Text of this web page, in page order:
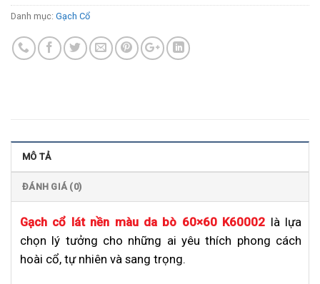
Danh mục: Gạch Cổ
MÔ TẢ
ĐÁNH GIÁ (0)
Gạch cổ lát nền màu da bò 60×60 K60002 là lựa
chọn lý tưởng cho những ai yêu thích phong cách
hoài cổ, tự nhiên và sang trọng.